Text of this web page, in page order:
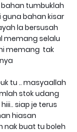
bahan tumbuklah
bahan kisar
la bersusah
memang selalu
memang tak
tu .. masyaallah
stok udang
siap je terus
hiasan
nak buat tu boleh